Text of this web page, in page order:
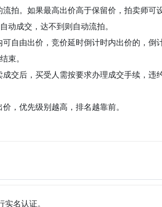
拍。如果最高出价高于保留价，拍卖师可
成交，达不到则自动流拍。
自由出价，竞价延时倒计时内出价的，倒
束。
交后，买受人需按要求办理成交手续，违
，优先级别越高，排名越靠前。
名认证。